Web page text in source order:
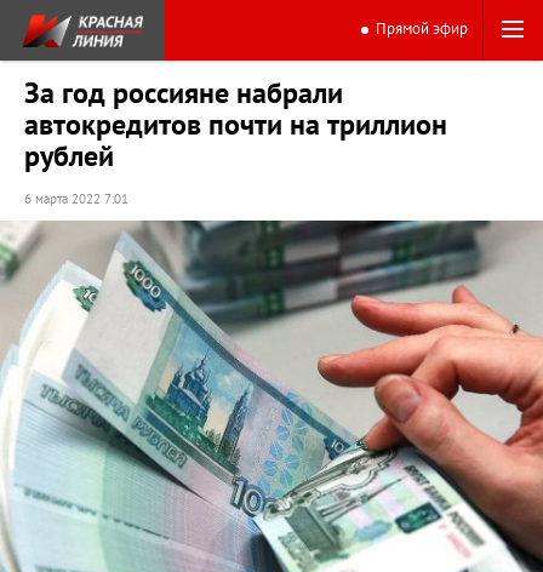
Прямой эфир
За год россияне набрали
автокредитов почти на триллион
рублей
6 марта 2022 7:01